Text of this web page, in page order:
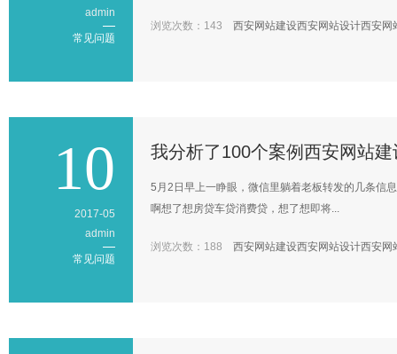
admin
常见问题
浏览次数：143 西安网站建设西安网站设计西安网
10
2017-05
admin
常见问题
我分析了100个案例西安网站
5月2日早上一睁眼，微信里躺着老板转发的几条信
啊想了想房贷车贷消费贷，想了想即将...
浏览次数：188 西安网站建设西安网站设计西安网